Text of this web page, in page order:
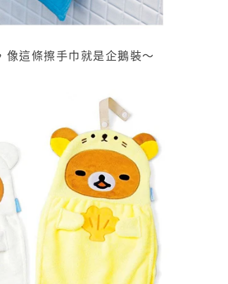
像這條擦手巾就是企鵝裝～